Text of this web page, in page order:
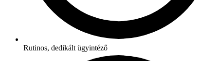
Rutinos, dedikált ügyintéző